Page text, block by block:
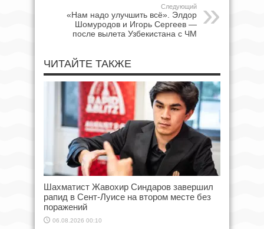
Следующий
«Нам надо улучшить всё». Элдор
Шомуродов и Игорь Сергеев —
после вылета Узбекистана с ЧМ
ЧИТАЙТЕ ТАКЖЕ
Шахматист Жавохир Синдаров завершил
рапид в Сент-Луисе на втором месте без
поражений
06.08.2026 00:10